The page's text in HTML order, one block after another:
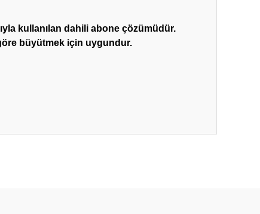
kullanılan dahili abone çözümüdür.
büyütmek için uygundur.